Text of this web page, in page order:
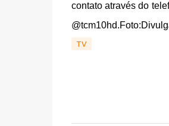
contato através do
@tcm10hd.
TV